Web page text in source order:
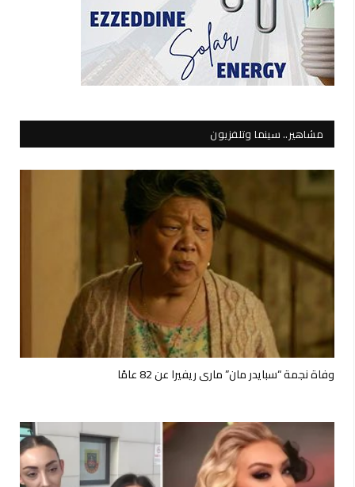
مشاهير.. سينما وتلفزيون
وفاة نجمة “سبايدر مان” ماري ريفيرا عن 82 عامًا